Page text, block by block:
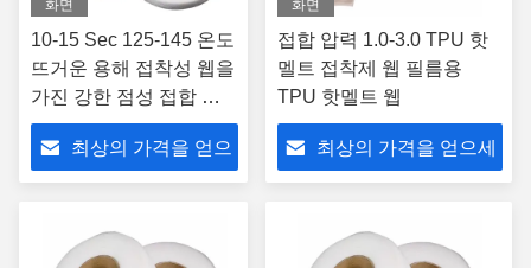
화면
10-15 Sec 125-145 온도
뜨거운 용해 접착성 웹을
가진 강한 점성 접합 접
착제
최상의 가격을 얻으
화면
접합 압력 1.0-3.0 TPU 핫
멜트 접착제 웹 필름용
TPU 핫멜트 웹
최상의 가격을 얻으세